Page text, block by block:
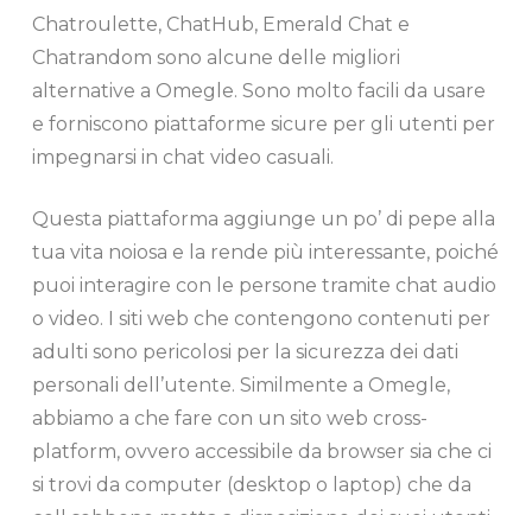
Chatroulette, ChatHub, Emerald Chat e
Chatrandom sono alcune delle migliori
alternative a Omegle. Sono molto facili da usare
e forniscono piattaforme sicure per gli utenti per
impegnarsi in chat video casuali.
Questa piattaforma aggiunge un po’ di pepe alla
tua vita noiosa e la rende più interessante, poiché
puoi interagire con le persone tramite chat audio
o video. I siti web che contengono contenuti per
adulti sono pericolosi per la sicurezza dei dati
personali dell’utente. Similmente a Omegle,
abbiamo a che fare con un sito web cross-
platform, ovvero accessibile da browser sia che ci
si trovi da computer (desktop o laptop) che da